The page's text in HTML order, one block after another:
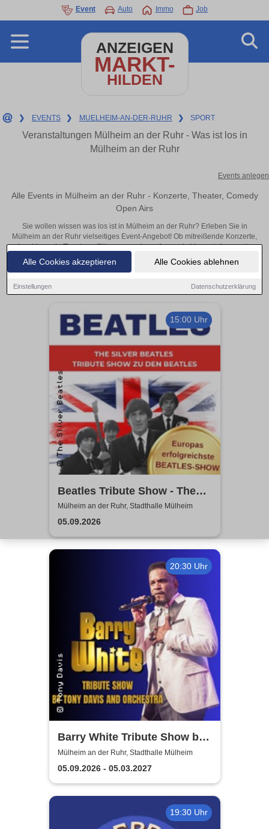
Alle Cookies akzeptieren Alle Cookies ablehnen
Einstellungen Datenschutzerklärung
Event Auto Immo Job
ANZEIGEN
MARKT-
HILDEN
❯ EVENTS ❯ MUELHEIM-AN-DER-RUHR ❯ SPORT
Veranstaltungen Mülheim an der Ruhr - Was ist los in
Mülheim an der Ruhr
Events anlegen
Alle Events in Mülheim an der Ruhr - Konzerte, Theater, Comedy
Open Airs
Sie wollen wissen was los ist in Mülheim an der Ruhr? Erleben Sie in
Mülheim an der Ruhr vielseitiges Event-Angebot! Ob mitreißende Konzerte,
inspirierende Theateraufführungen oder aufregende Veranstaltungen in
Mülheim an der Ruhr – hier finden alles im Überblick und Tickets.
15:00 Uhr
Beatles Tribute Show - The
Silver Beatles
Mülheim an der Ruhr, Stadthalle Mülheim
05.09.2026
20:30 Uhr
Barry White Tribute Show by
Tony Davis and Orchestra
Mülheim an der Ruhr, Stadthalle Mülheim
05.09.2026 - 05.03.2027
19:30 Uhr